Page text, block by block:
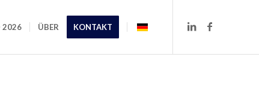
2026 ÜBER KONTAKT